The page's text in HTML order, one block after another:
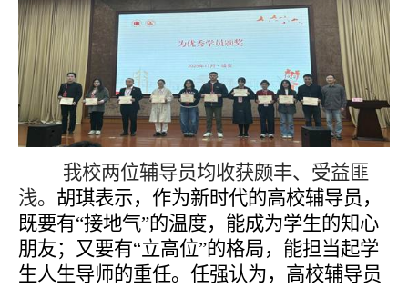
我校两位辅导员均收获颇丰、受益匪
浅。 胡琪表示，作为新时代的高校辅导员，
既要有“接地气”的温度，能成为学生的知心
朋友；又要有“立高位”的格局，能担当起学
生人生导师的重任。任强认为，高校辅导员